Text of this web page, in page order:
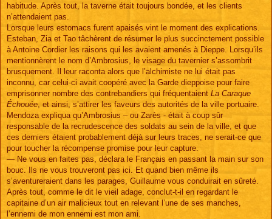
habitude. Après tout, la taverne était toujours bondée, et les clients
n’attendaient pas.
Lorsque leurs estomacs furent apaisés vint le moment des explications.
Esteban, Zia et Tao tâchèrent de résumer le plus succinctement possible
à Antoine Cordier les raisons qui les avaient amenés à Dieppe. Lorsqu’ils
mentionnèrent le nom d’Ambrosius, le visage du tavernier s’assombrit
brusquement. Il leur raconta alors que l’alchimiste ne lui était pas
inconnu, car celui-ci avait coopéré avec la Garde dieppoise pour faire
emprisonner nombre des contrebandiers qui fréquentaient La Caraque
Échouée , et ainsi, s’attirer les faveurs des autorités de la ville portuaire.
Mendoza expliqua qu’Ambrosius – ou Zarès - était à coup sûr
responsable de la recrudescence des soldats au sein de la ville, et que
ces derniers étaient probablement déjà sur leurs traces, ne serait-ce que
pour toucher la récompense promise pour leur capture.
— Ne vous en faites pas, déclara le Français en passant la main sur son
bouc. Ils ne vous trouveront pas ici. Et quand bien même ils
s’aventureraient dans les parages, Guillaume vous conduirait en sûreté.
Après tout, comme le dit le vieil adage, conclut-t-il en regardant le
capitaine d’un air malicieux tout en relevant l’une de ses manches,
l’ennemi de mon ennemi est mon ami.